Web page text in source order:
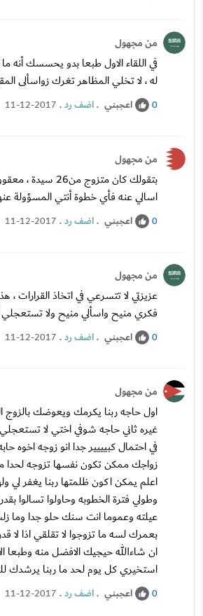
من مجهول
في اللقاء الاول طبعا بدو يحسسك أنه
له ، لا تخلي المظاهر تغرك زواسألى
0 اعجبني .اضف رد.
11-12-2017
من مجهول
بتقولك كان متزوج
اسالي عنه فأي خطوة أنتي المسؤولة
0 اعجبني .اضف رد.
11-12-2017
من مجهول
عزيزتي لا تتسرعي في اتخاذ القرارات ،
فكري منيح واسألي منيح ولا تستعجلي
0 اعجبني .اضف رد.
11-12-2017
من مجهول
اول حاجه ربنا يكرمك ويعوضك بالزوج
غيره ثاني حاجه شوفي اختي لا
في احتمال كبيييير جدا انو زوجه اخوه
زواجك ممكن تكون نفسها تزوجه لحدا من
اعلم يمكن اكون ظلمتها ربنا يغفر لي
وطولي فترة الخطوبه وحاولوا تسالوا
عيلته وعموما انت سنك حلو جدا وما
بعمرك لسه ما تزوجوا لا تقلقي اذا لا
ان شاءالله حيجيك الافضل منه وطبعا
استخيري كل يوم لحد ما ربنا يرشدك
0 اعجبني .اضف رد.
11-12-2017